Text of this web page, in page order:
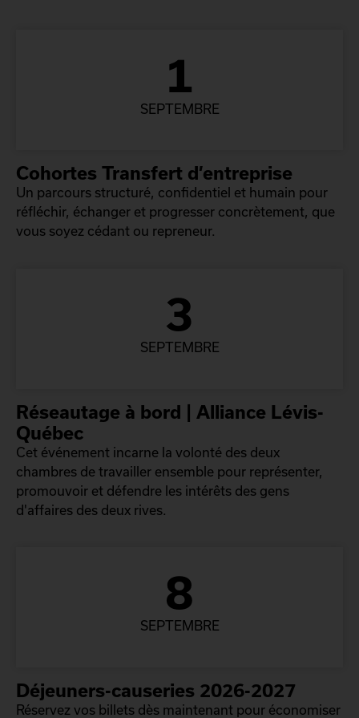
1
SEPTEMBRE
Cohortes Transfert d’entreprise
Un parcours structuré, confidentiel et humain pour
réfléchir, échanger et progresser concrètement, que
vous soyez cédant ou repreneur.
3
SEPTEMBRE
Réseautage à bord | Alliance Lévis-
Québec
Cet événement incarne la volonté des deux
chambres de travailler ensemble pour représenter,
promouvoir et défendre les intérêts des gens
d'affaires des deux rives.
8
SEPTEMBRE
Déjeuners-causeries 2026-2027
Réservez vos billets dès maintenant pour économiser